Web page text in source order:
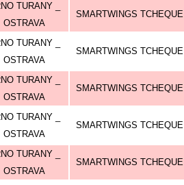
TURANY _
OSTRAVA
SMARTWINGS TCHEQUE
TURANY _
OSTRAVA
SMARTWINGS TCHEQUE
TURANY _
OSTRAVA
SMARTWINGS TCHEQUE
TURANY _
OSTRAVA
SMARTWINGS TCHEQUE
TURANY _
OSTRAVA
SMARTWINGS TCHEQUE